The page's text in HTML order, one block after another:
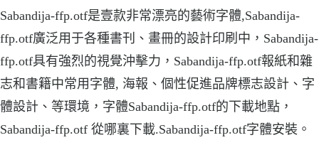
Sabandija-ffp.otf是壹款非常漂亮的藝術字體,Sabandija-
ffp.otf廣泛用于各種書刊、畫冊的設計印刷中，Sabandija-
ffp.otf具有強烈的視覺沖擊力，Sabandija-ffp.otf報紙和雜
志和書籍中常用字體, 海報、個性促進品牌標志設計、字
體設計、等環境，字體Sabandija-ffp.otf的下載地點，
Sabandija-ffp.otf 從哪裏下載.Sabandija-ffp.otf字體安裝。